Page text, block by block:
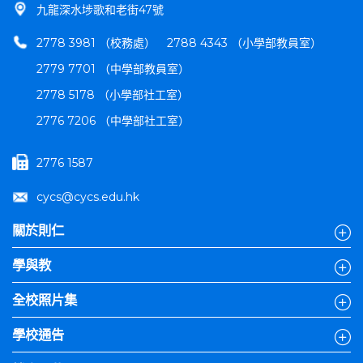
九龍深水埗歌和老街47號
2778 3981 （校務處）
2788 4343 （小學部教員室）
2779 7701 （中學部教員室）
2778 5178 （小學部社工室）
2776 7206 （中學部社工室）
2776 1587
cycs@cycs.edu.hk
關於則仁
學與教
全校照片集
學校通告